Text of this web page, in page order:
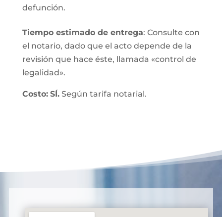
defunción.
Tiempo estimado de entrega: Consulte con
el notario, dado que el acto depende de la
revisión que hace éste, llamada «control de
legalidad».
Costo: SÍ.Según tarifa notarial.